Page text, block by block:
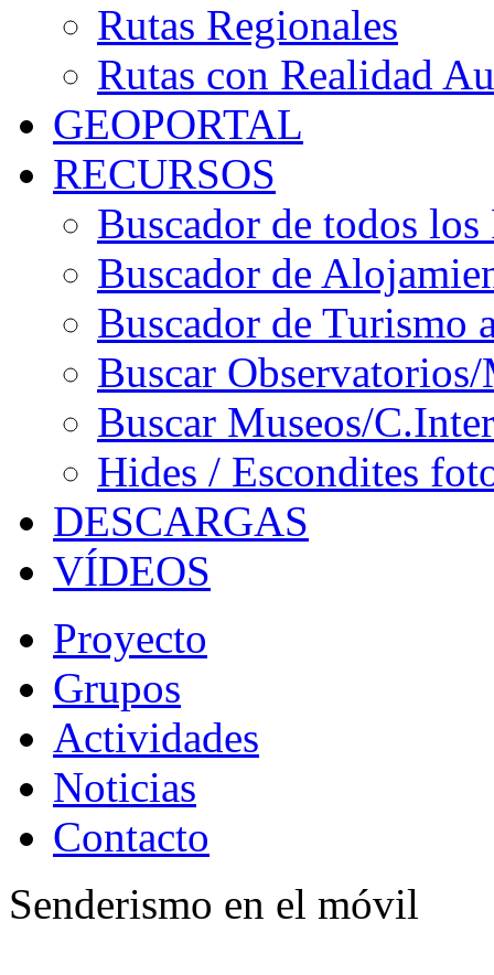
Rutas Regionales
Rutas con Realidad
GEOPORTAL
RECURSOS
Buscador de todos los
Buscador de
Buscador de Turismo
Buscar
Buscar Museos/
Hides / Escondites
DESCARGAS
VÍDEOS
Proyecto
Grupos
Actividades
Noticias
Contacto
Senderismo en el móvil